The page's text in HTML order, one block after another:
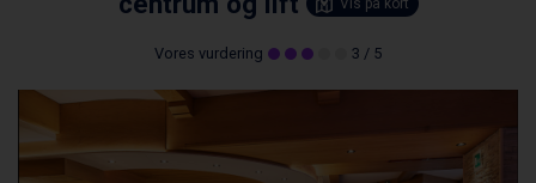
Vis på kort
Vores vurdering 3 / 5